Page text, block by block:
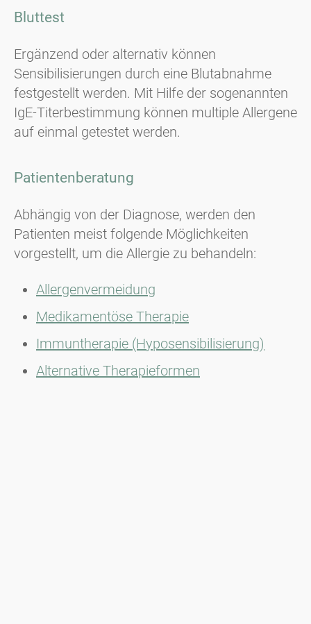
Bluttest
Ergänzend oder alternativ können
Sensibilisierungen durch eine Blutabnahme
festgestellt werden. Mit Hilfe der sogenannten
IgE-Titerbestimmung können multiple Allergene
auf einmal getestet werden.
Patientenberatung
Abhängig von der Diagnose, werden den
Patienten meist folgende Möglichkeiten
vorgestellt, um die Allergie zu behandeln:
Allergenvermeidung
Medikamentöse Therapie
Immuntherapie (Hyposensibilisierung)
Alternative Therapieformen